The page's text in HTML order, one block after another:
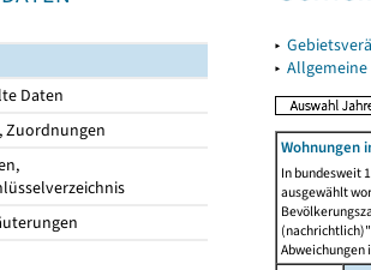
Daten
Zuordnungen
▸
▸
Wohnungen
In bundesweit
ausgewählt
Abweichungen